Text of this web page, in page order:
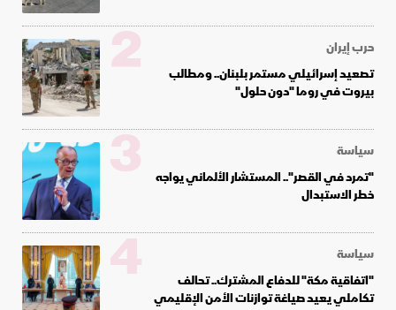
حرب إيران
تصعيد إسرائيلي مستمر بلبنان.. ومطالب
بيروت في روما "دون حلول"
2
سياسة
"تمرد في القصر".. المستشار الألماني يواجه
خطر الاستبدال
3
سياسة
"اتفاقية مكة" للدفاع المشترك.. تحالف
تكاملي يعيد صياغة توازنات الأمن الإقليمي 4